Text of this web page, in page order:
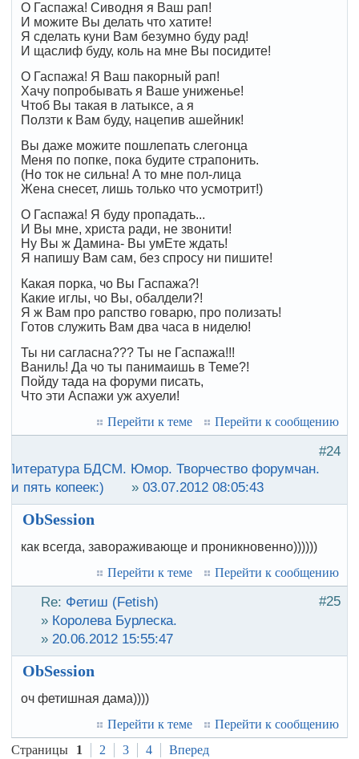
О Гаспажа! Сиводня я Ваш рап!
И можите Вы делать что хатите!
Я сделать куни Вам безумно буду рад!
И щаслиф буду, коль на мне Вы посидите!
О Гаспажа! Я Ваш пакорный рап!
Хачу попробывать я Ваше униженье!
Чтоб Вы такая в латыксе, а я
Ползти к Вам буду, нацепив ашейник!
Вы даже можите пошлепать слегонца
Меня по попке, пока будите страпонить.
(Но ток не сильна! А то мне пол-лица
Жена снесет, лишь только что усмотрит!)
О Гаспажа! Я буду пропадать...
И Вы мне, христа ради, не звонити!
Ну Вы ж Дамина- Вы умЕте ждать!
Я напишу Вам сам, без спросу ни пишите!
Какая порка, чо Вы Гаспажа?!
Какие иглы, чо Вы, обалдели?!
Я ж Вам про рапство говарю, про полизать!
Готов служить Вам два часа в ниделю!
Ты ни сагласна??? Ты не Гаспажа!!!
Ваниль! Да чо ты панимаишь в Теме?!
Пойду тада на форуми писать,
Что эти Аспажи уж ахуели!
Перейти к теме
Перейти к сообщению
#24
Литература БДСМ. Юмор. Творчество форумчан.
пять копеек:)
» 03.07.2012 08:05:43
ObSession
как всегда, завораживающе и проникновенно))))))
Перейти к теме
Перейти к сообщению
#25
Re: Фетиш (Fetish)
» Королева Бурлеска.
»20.06.2012 15:55:47
ObSession
оч фетишная дама))))
Перейти к теме
Перейти к сообщению
Страницы
1 2 3 4 Вперед